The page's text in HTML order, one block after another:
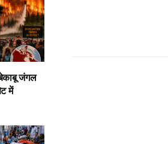
जंगल
में